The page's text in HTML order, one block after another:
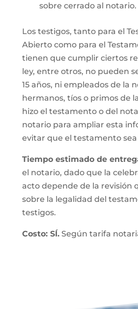
sobre cerrado al notario.
Los testigos, tanto para el
Abierto como para el
tienen que cumplir ciertos
ley, entre otros, no pueden
15 años, ni empleados de la
hermanos, tíos o primos de
hizo el testamento o del
notario para ampliar esta
evitar que el testamento sea
Tiempo estimado de
el notario, dado que la
acto depende de la revisión
sobre la legalidad del
testigos.
Costo: SÍ.Según tarifa